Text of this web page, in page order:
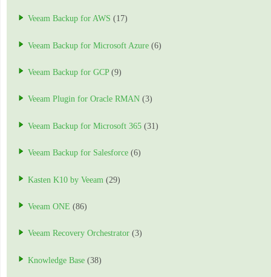
Veeam Backup for AWS (17)
Veeam Backup for Microsoft Azure (6)
Veeam Backup for GCP(9)
Veeam Plugin for Oracle RMAN (3)
Veeam Backup for Microsoft 365 (31)
Veeam Backup for Salesforce (6)
Kasten K10 by Veeam (29)
Veeam ONE (86)
Veeam Recovery Orchestrator (3)
Knowledge Base (38)